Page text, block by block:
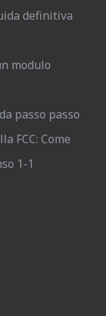
definitiva
modulo
passo passo
FCC: Come
1-1